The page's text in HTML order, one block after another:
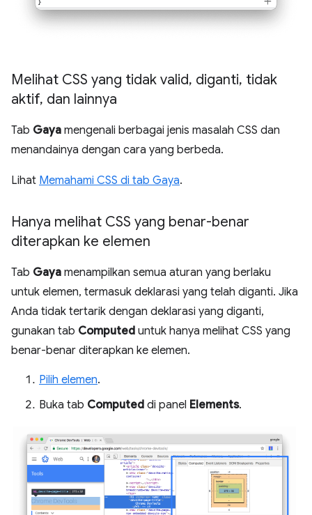
Melihat CSS yang tidak valid, diganti, tidak
aktif, dan lainnya
Tab Gaya mengenali berbagai jenis masalah CSS dan
menandainya dengan cara yang berbeda.
Lihat Memahami CSS di tab Gaya.
Hanya melihat CSS yang benar-benar
diterapkan ke elemen
Tab Gaya menampilkan semua aturan yang berlaku
untuk elemen, termasuk deklarasi yang telah diganti. Jika
Anda tidak tertarik dengan deklarasi yang diganti,
gunakan tab Computed untuk hanya melihat CSS yang
benar-benar diterapkan ke elemen.
Pilih elemen.
Buka tab Computed di panel Elements.